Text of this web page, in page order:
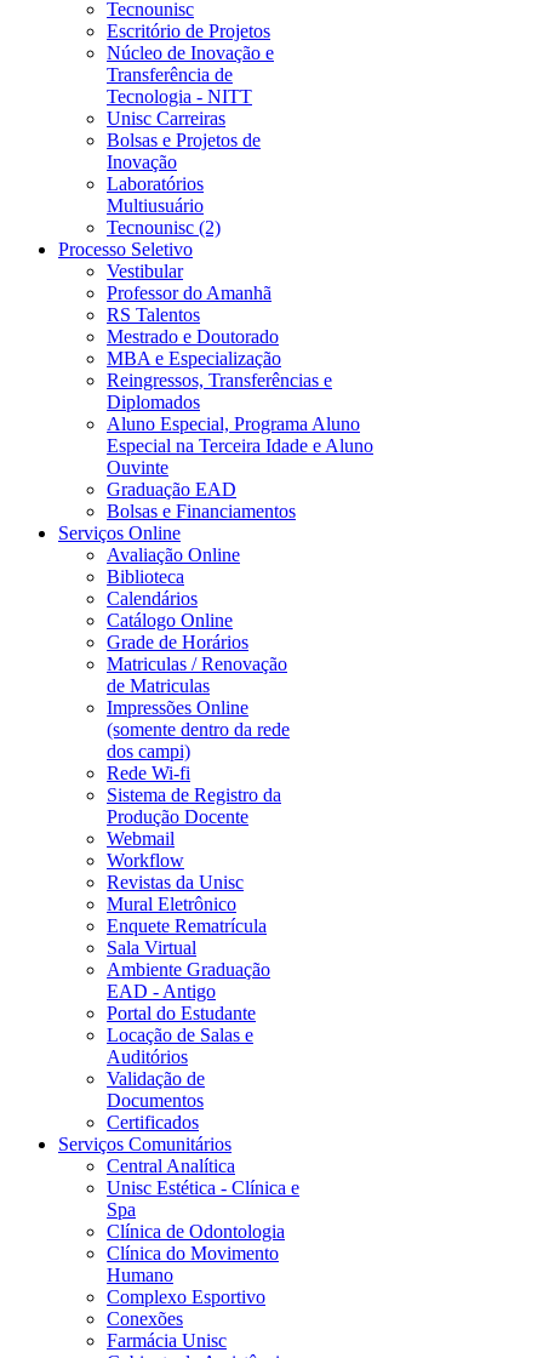
Tecnounisc
Escritório de Projetos
Núcleo de Inovação e
Transferência de
Tecnologia - NITT
Unisc Carreiras
Bolsas e Projetos de
Inovação
Laboratórios
Multiusuário
Tecnounisc (2)
Processo Seletivo
Vestibular
Professor do Amanhã
RS Talentos
Mestrado e Doutorado
MBA e Especialização
Reingressos, Transferências e
Diplomados
Aluno Especial, Programa Aluno
Especial na Terceira Idade e Aluno
Ouvinte
Graduação EAD
Bolsas e Financiamentos
Serviços Online
Avaliação Online
Biblioteca
Calendários
Catálogo Online
Grade de Horários
Matriculas / Renovação
de Matriculas
Impressões Online
(somente dentro da rede
dos campi)
Rede Wi-fi
Sistema de Registro da
Produção Docente
Webmail
Workflow
Revistas da Unisc
Mural Eletrônico
Enquete Rematrícula
Sala Virtual
Ambiente Graduação
EAD - Antigo
Portal do Estudante
Locação de Salas e
Auditórios
Validação de
Documentos
Certificados
Serviços Comunitários
Central Analítica
Unisc Estética - Clínica e
Spa
Clínica de Odontologia
Clínica do Movimento
Humano
Complexo Esportivo
Conexões
Farmácia Unisc